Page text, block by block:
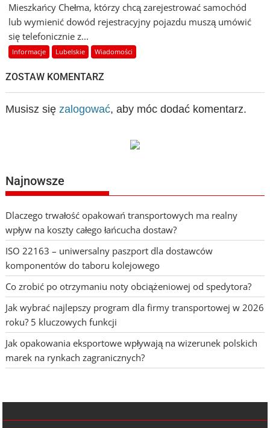
Mieszkańcy Chełma, którzy chcą zarejestrować samochód
lub wymienić dowód rejestracyjny pojazdu muszą umówić
się telefonicznie z...
Informacje Lubelskie Wiadomości
ZOSTAW KOMENTARZ
Musisz się zalogować, aby móc dodać komentarz.
Najnowsze
Dlaczego trwałość opakowań transportowych ma realny
wpływ na koszty całego łańcucha dostaw?
ISO 22163 – uniwersalny paszport dla dostawców
komponentów do taboru kolejowego
Co zrobić po otrzymaniu noty obciążeniowej od spedytora?
Jak wybrać najlepszy program dla firmy transportowej w 2026
roku? 5 kluczowych funkcji
Jak opakowania eksportowe wpływają na wizerunek polskich
marek na rynkach zagranicznych?